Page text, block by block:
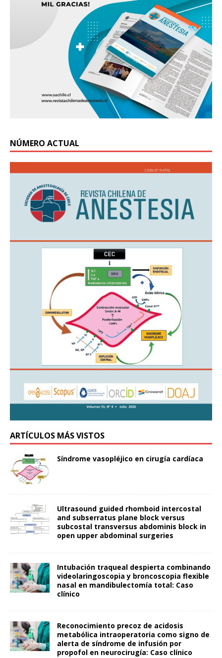
NÚMERO ACTUAL
ARTÍCULOS MÁS VISTOS
Síndrome vasopléjico en cirugía cardíaca
Ultrasound guided rhomboid intercostal
and subserratus plane block versus
subcostal transversus abdominis block in
open upper abdominal surgeries
Intubación traqueal despierta combinando
videolaringoscopia y broncoscopia flexible
nasal en mandibulectomía total: Caso
clínico
Reconocimiento precoz de acidosis
metabólica intraoperatoria como signo de
alerta de síndrome de infusión por
propofol en neurocirugía: Caso clínico